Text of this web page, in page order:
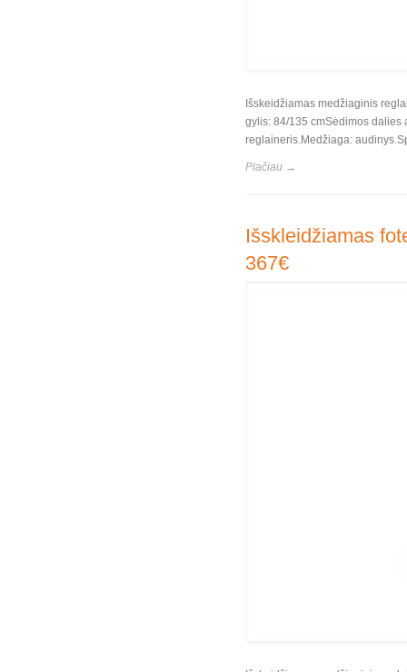
Išskeidžiamas medžiaginis
gylis: 84/135 cmSėdimos dalies
reglaineris.Medžiaga:
Plačiau →
Išskleidžiamas
367€